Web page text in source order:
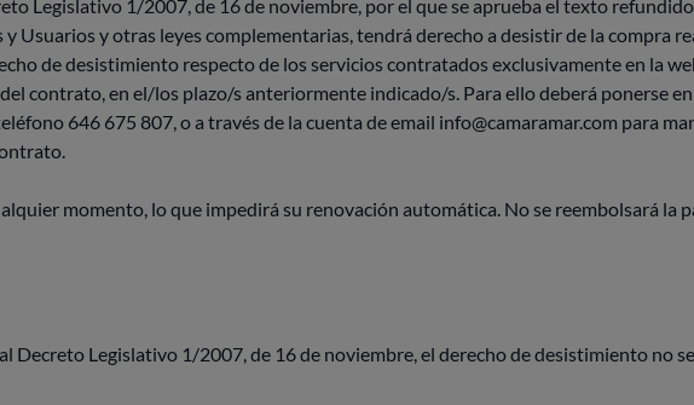
Legislativo 1/2007, de 16 de noviembre, por el que se aprueba el texto refundido
Usuarios y otras leyes complementarias, tendrá derecho a desistir de la compra
de desistimiento respecto de los servicios contratados exclusivamente en la
contrato, en el/los plazo/s anteriormente indicado/s. Para ello deberá ponerse
646 675 807, o a través de la cuenta de email info@camaramar.com para
momento, lo que impedirá su renovación automática. No se reembolsará la
Decreto Legislativo 1/2007, de 16 de noviembre, el derecho de desistimiento no